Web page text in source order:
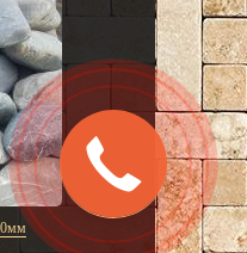
Заказать
звонок